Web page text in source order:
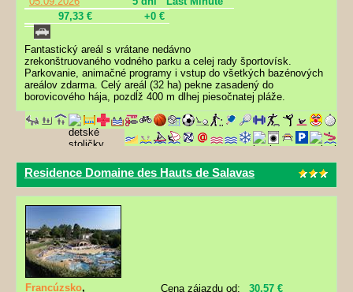
97,33 €
+0 €
Fantastický areál s vrátane nedávno
zrekonštruovaného vodného parku a celej rady športovísk.
Parkovanie, animačné programy i vstup do všetkých bazénových
areálov zdarma. Celý areál (32 ha) pekne zasadený do
borovicového hája, pozdĺž 400 m dlhej piesočnatej pláže.
Residence Domaine des Hauts de Salavas
Cena zájazdu od:
30,57 €
Francúzsko,